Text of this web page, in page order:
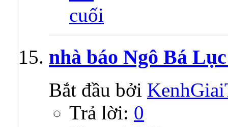
nhà báo Ngô Bá
Bắt đầu bởi
Trả lời: 0